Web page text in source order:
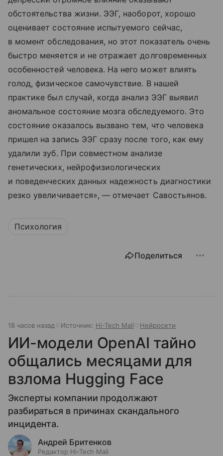
обстоятельства жизни. ЭЭГ, наоборот, хорошо
оценивает состояние испытуемого сейчас,
в момент обследования, но этот показатель очень
быстро меняется и не отражает долговременных
особенностей человека. На него может влиять
голод, физическое самочувствие. В нашей
практике был случай, когда анализ ЭЭГ выявил
аномальное состояние мозга обследуемого. Это
состояние оказалось вызвано тем, что человека
пришел на запись ЭЭГ сразу после того, как ему
удалили зуб. При совместном анализе
генетических, нейрофизиологических
и поведенческих данных надежность диагностики
резко увеличивается», — отмечает Савостьянов.
Психология
Поделиться
18 часов назад Источник: Hi-Tech Mail Нейросети
ИИ-модели OpenAI тайно
общались месяцами для
взлома Hugging Face
Эксперты компании продолжают
разбираться в причинах скандального
инцидента.
Андрей Бритенков
Редактор Hi-Tech Mail